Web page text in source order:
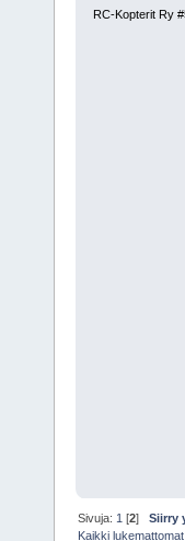
RC-Kopterit Ry
Sivuja: 1 [2]Siirry
Kaikki